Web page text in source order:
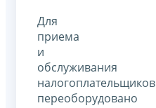
Для
приема
и
обслуживания
налогоплательщиков
переоборудовано